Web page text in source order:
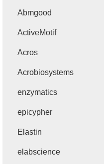
Abmgood
ActiveMotif
Acros
Acrobiosystems
enzymatics
epicypher
Elastin
elabscience